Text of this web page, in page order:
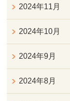
2024年11月
2024年10月
2024年9月
2024年8月